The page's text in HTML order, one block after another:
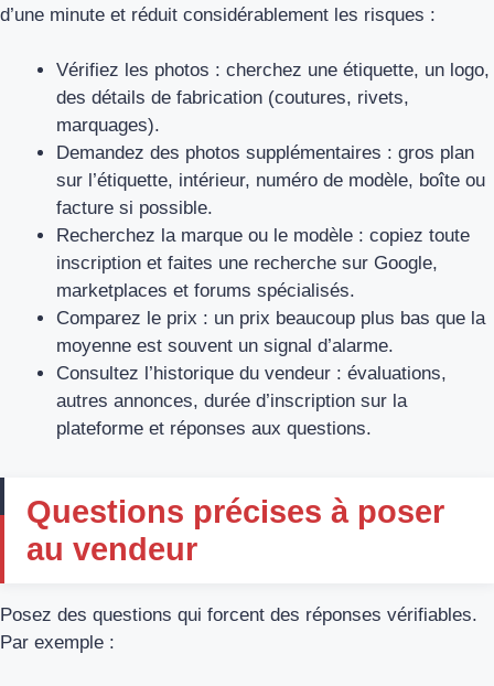
d’une minute et réduit considérablement les risques :
Vérifiez les photos : cherchez une étiquette, un logo,
des détails de fabrication (coutures, rivets,
marquages).
Demandez des photos supplémentaires : gros plan
sur l’étiquette, intérieur, numéro de modèle, boîte ou
facture si possible.
Recherchez la marque ou le modèle : copiez toute
inscription et faites une recherche sur Google,
marketplaces et forums spécialisés.
Comparez le prix : un prix beaucoup plus bas que la
moyenne est souvent un signal d’alarme.
Consultez l’historique du vendeur : évaluations,
autres annonces, durée d’inscription sur la
plateforme et réponses aux questions.
Questions précises à poser
au vendeur
Posez des questions qui forcent des réponses vérifiables.
Par exemple :